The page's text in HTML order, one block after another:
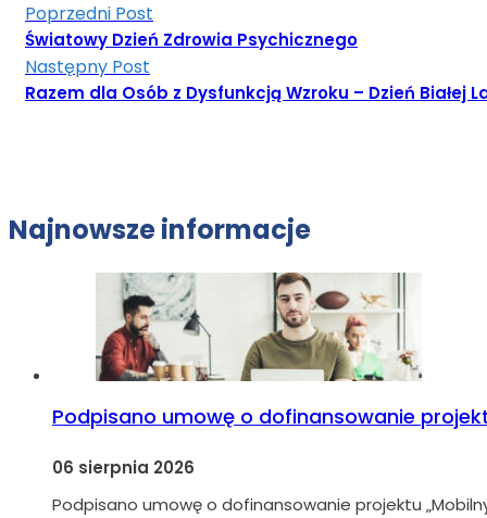
Poprzedni Post
Światowy Dzień Zdrowia Psychicznego
Następny Post
Razem dla Osób z Dysfunkcją Wzroku – Dzień Białej
Najnowsze informacje
Podpisano umowę o dofinansowanie
06 sierpnia 2026
Podpisano umowę o dofinansowanie projektu